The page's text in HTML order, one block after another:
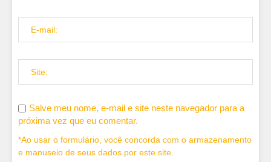
Salve meu nome, e-mail e site neste navegador para a
próxima vez que eu comentar.
*Ao usar o formulário, você concorda com o armazenamento
e manuseio de seus dados por este site.